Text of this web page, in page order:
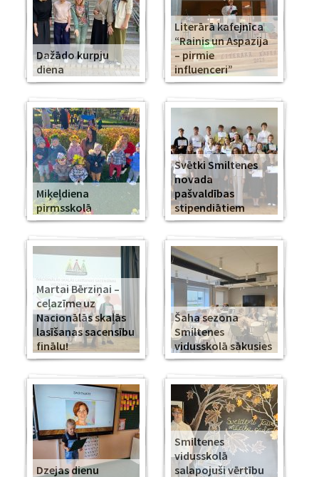
Dažādo kurpju
diena
Literārā kafejnīca
“Rainis un Aspazija
– pirmie
influenceri”
Miķeļdiena
pirmsskolā
Svētki Smiltenes
novada
pašvaldības
stipendiātiem
Martai Bērziņai –
ceļazīme uz
Nacionālās skaļās
lasīšanas sacensību
finālu!
Šaha sezona
Smiltenes
vidusskolā sākusies
Dzejas dienu
Smiltenes
vidusskolā
salapojuši vērtību